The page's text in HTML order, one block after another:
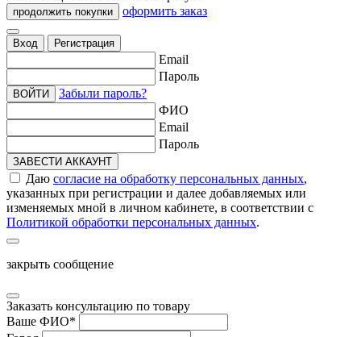
продолжить покупки оформить заказ
Вход Регистрация
Email
Пароль
ВОЙТИ
Забыли пароль?
ФИО
Email
Пароль
ЗАВЕСТИ АККАУНТ
Даю согласие на обработку персональных данных,
указанных при регистрации и далее добавляемых или
изменяемых мной в личном кабинете, в соответствии с
Политикой обработки персональных данных.
закрыть сообщение
Заказать консультацию по товару
Ваше ФИО*